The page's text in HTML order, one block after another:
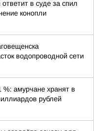
в суде за спил
конопли
водопроводной сети
%: амурчане хранят в
рублей